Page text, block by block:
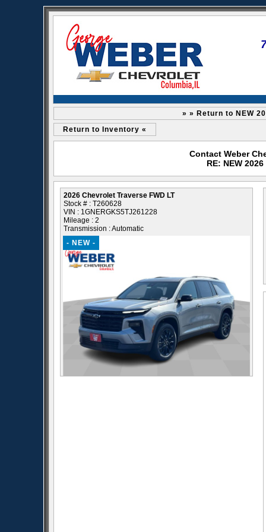
» » Return to NEW
Return to Inventory «
Contact Weber
RE: NEW
2026 Chevrolet Traverse FWD LT
Stock # : T260628
VIN : 1GNERGKS5TJ261228
Mileage : 2
Transmission : Automatic
- NEW -